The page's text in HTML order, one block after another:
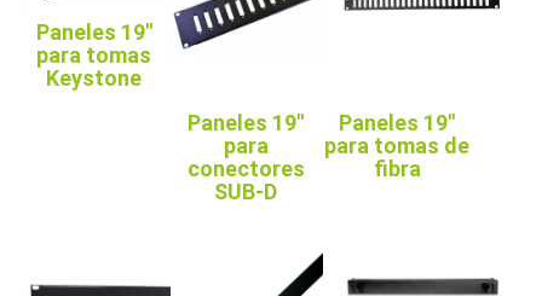
Paneles 19"
para tomas
Keystone
Paneles 19"
para
conectores
SUB-D
Paneles 19"
para tomas de
fibra